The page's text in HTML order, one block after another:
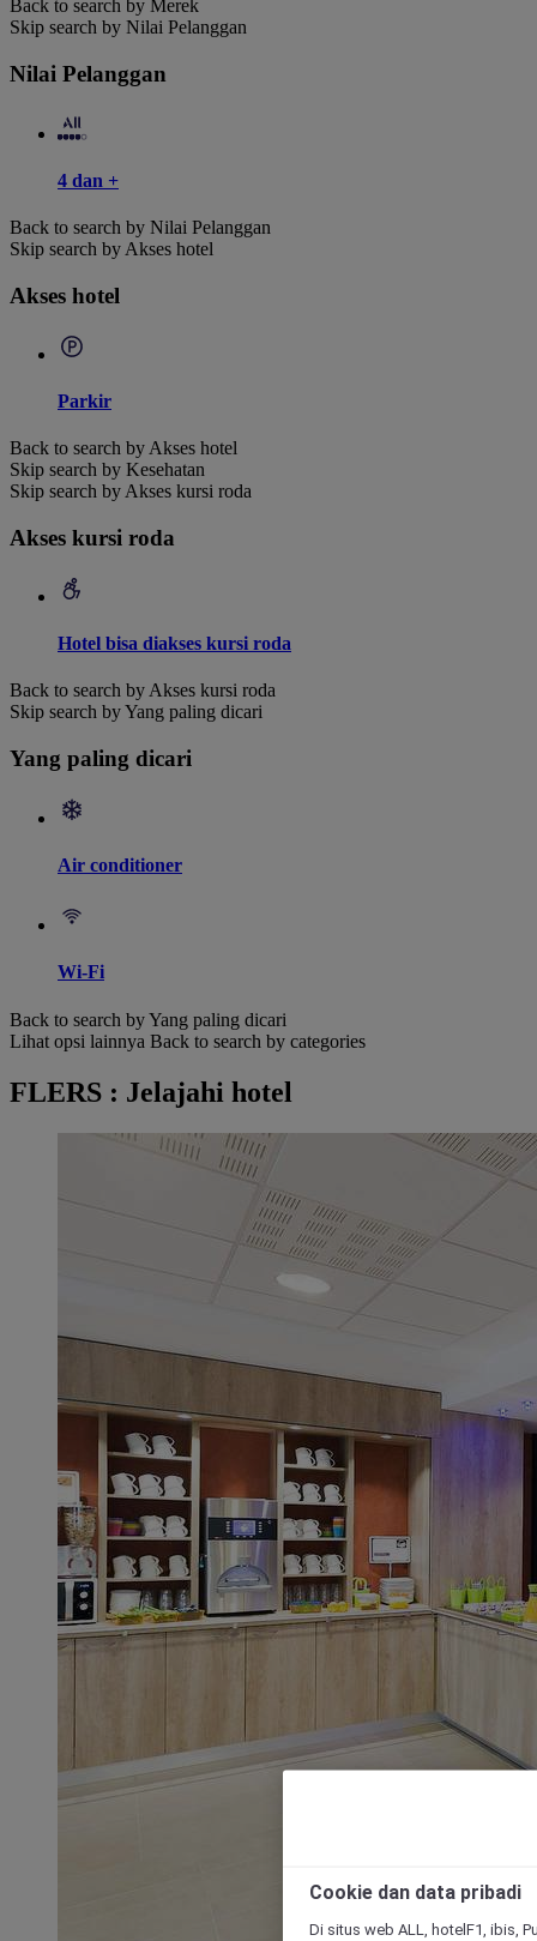
Back to search by Merek
Skip search by Nilai Pelanggan
Nilai Pelanggan
4 dan +
Back to search by Nilai Pelanggan
Skip search by Akses hotel
Akses hotel
Parkir
Back to search by Akses hotel
Skip search by Kesehatan
Skip search by Akses kursi roda
Akses kursi roda
Hotel bisa diakses kursi roda
Back to search by Akses kursi roda
Skip search by Yang paling dicari
Yang paling dicari
Air conditioner
Wi-Fi
Back to search by Yang paling dicari
Lihat opsi lainnya Back to search by categories
FLERS : Jelajahi hotel
Cookie dan data pribadi
Di situs web ALL, hotelF1, ibis,